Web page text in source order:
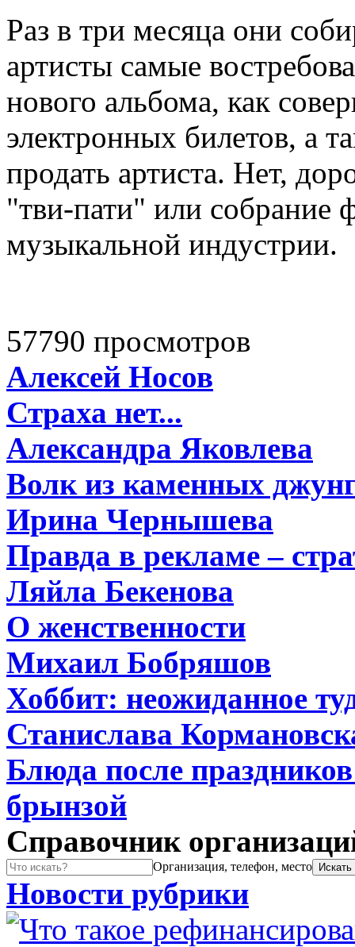
Раз в три месяца они
артисты самые
нового альбома, как
электронных билетов, а
продать артиста. Нет,
"тви-пати" или собрание
музыкальной индустрии.
57790 просмотров
Алексей Носов
Страха нет...
Александра Яковлева
Волк из каменных
Ирина Чернышева
Правда в рекламе –
Ляйла Бекенова
О женственности
Михаил Бобряшов
Хоббит: неожиданное
Станислава
Блюда после
брынзой
Справочник
Организация, телефон, место
Новости рубрики